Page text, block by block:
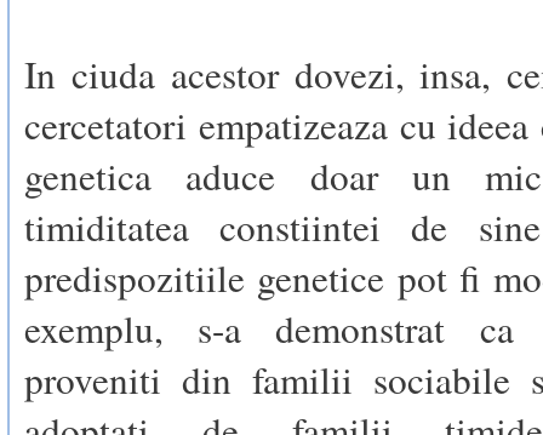
In ciuda acestor dovezi, insa,
cercetatori empatizeaza cu
genetica aduce doar un
timiditatea constiintei de
predispozitiile genetice pot fi
exemplu, s-a demonstrat
proveniti din familii sociabile